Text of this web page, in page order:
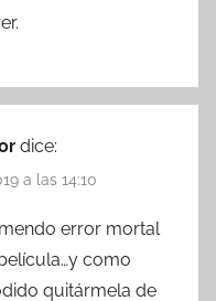
dice:
a las 14:10
error mortal
como
quitármela de